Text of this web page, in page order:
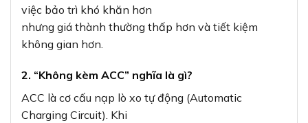
việc bảo trì khó khăn hơn
nhưng giá thành thường thấp hơn và tiết kiệm
không gian hơn.
2. “Không kèm ACC” nghĩa là gì?
ACC là cơ cấu nạp lò xo tự động (Automatic
Charging Circuit). Khi